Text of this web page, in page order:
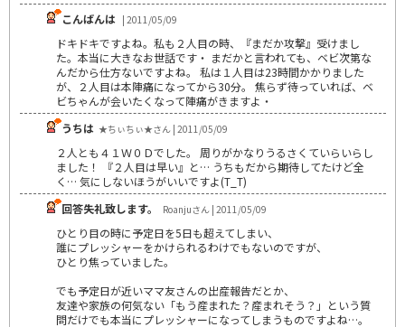
こんばんは | 2011/05/09
ドキドキですよね。私も２人目の時、『まだか攻撃』受けまし
た。本当に大きなお世話です・ まだかと言われても、ベビ次第な
んだから仕方ないですよね。 私は１人目は23時間かかりました
が、２人目は本陣痛になってから30分。 焦らず待っていれば、ベ
ビちゃんが会いたくなって陣痛がきますよ・
うちは ★ちぃちぃ★さん | 2011/05/09
２人とも４１Ｗ０Ｄでした。 周りがかなりうるさくていらいらし
ました！ 『２人目は早い』と… うちもだから期待してたけど全
く… 気にしないほうがいいですよ(T_T)
回答失礼致します。
Roanjuさん | 2011/05/09
ひとり目の時に予定日を5日も超えてしまい、
誰にプレッシャーをかけられるわけでもないのですが、
ひとり焦っていました。
でも予定日が近いママ友さんの出産報告だとか、
友達や家族の何気ない「もう産まれた？産まれそう？」という質
問だけでも本当にプレッシャーになってしまうものですよね…。